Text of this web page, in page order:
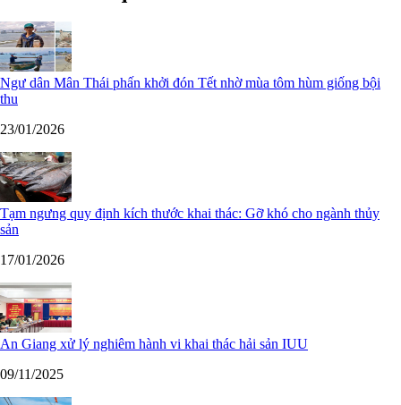
Ngư dân Mân Thái phấn khởi đón Tết nhờ mùa tôm hùm giống bội
thu
23/01/2026
Tạm ngưng quy định kích thước khai thác: Gỡ khó cho ngành thủy
sản
17/01/2026
An Giang xử lý nghiêm hành vi khai thác hải sản IUU
09/11/2025